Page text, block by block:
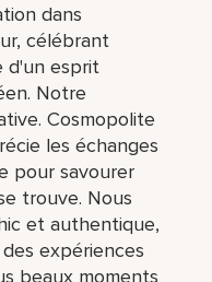
dans
célébrant
d'un esprit
Notre
Cosmopolite
les échanges
pour savourer
trouve. Nous
et authentique,
expériences
beaux moments